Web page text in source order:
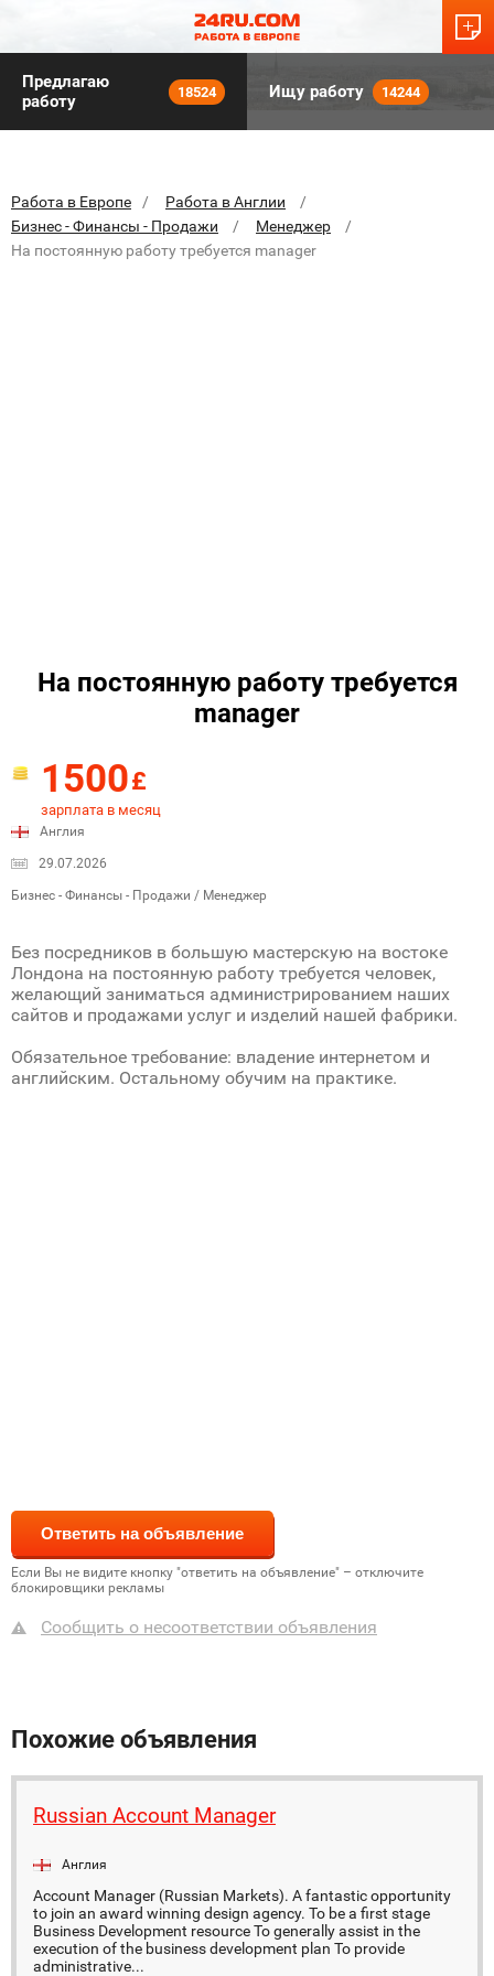
Предлагаю
работу
18524 Ищу работу 14244
Работа в Европе
Работа в Англии
Бизнес - Финансы - Продажи
Менеджер
На постоянную работу требуется manager
На постоянную работу требуется
manager
1500£
зарплата в месяц
Англия
29.07.2026
Бизнес - Финансы - Продажи / Менеджер
Без посредников в большую мастерскую на востоке
Лондона на постоянную работу требуется человек,
желающий заниматься администрированием наших
сайтов и продажами услуг и изделий нашей фабрики.
Обязательное требование: владение интернетом и
английским. Остальному обучим на практике.
Если Вы не видите кнопку "ответить на объявление" – отключите
блокировщики рекламы
Сообщить о несоответствии объявления
Похожие объявления
Russian Account Manager
Англия
Account Manager (Russian Markets). A fantastic opportunity
to join an award winning design agency. To be a first stage
Business Development resource To generally assist in the
execution of the business development plan To provide
administrative...